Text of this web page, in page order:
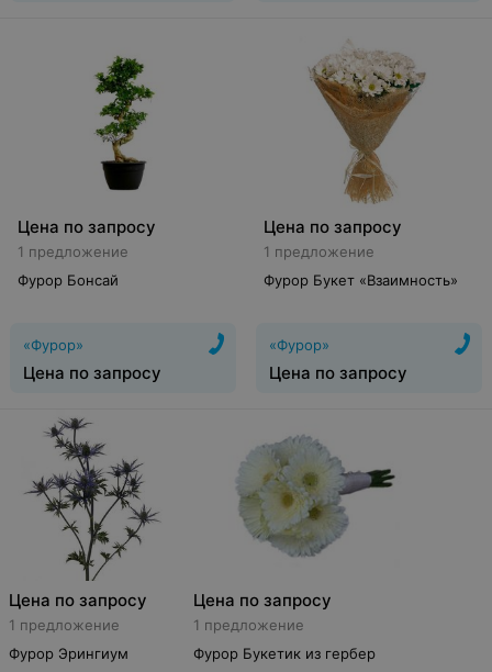
Цена по запросу
1 предложение
Фурор Бонсай
«Фурор»
Цена по запросу
Цена по запросу
1 предложение
Фурор Букет «Взаимность»
«Фурор»
Цена по запросу
Цена по запросу
1 предложение
Фурор Эрингиум
Цена по запросу
1 предложение
Фурор Букетик из гербер